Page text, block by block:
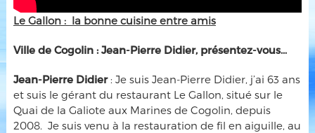
Le Gallon : la bonne cuisine entre amis
Ville de Cogolin : Jean-Pierre Didier, présentez-vous…
Jean-Pierre Didier: Je suis Jean-Pierre Didier, j’ai 63 ans
et suis le gérant du restaurant Le Gallon, situé sur le
Quai de la Galiote aux Marines de Cogolin, depuis
2008. Je suis venu à la restauration de fil en aiguille, au